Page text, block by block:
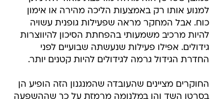
למנוע אותו רק באמצעות הליכה מהירה או אימון
כוח. אבל המחקר מראה שפעילות גופנית עשויה
להיות מרכיב משמעותי בהפחתת הסיכון להיווצרות
גידולים. אפילו פעילות שנעשתה שבועיים לפני
החדרת הגידול גרמה לגידולים להיות קטנים יותר.
החוקרים מציינים שהעובדה שהמנגנון הזה הופיע הן
בסרטן השד והן במלנומה מרמזת על כך שההשפעה